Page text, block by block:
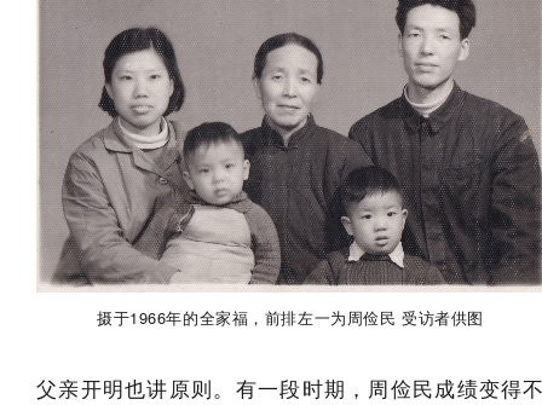
摄于1966年的全家福，前排左一为周俭民 受访者供图
父亲开明也讲原则。有一段时期，周俭民成绩变得